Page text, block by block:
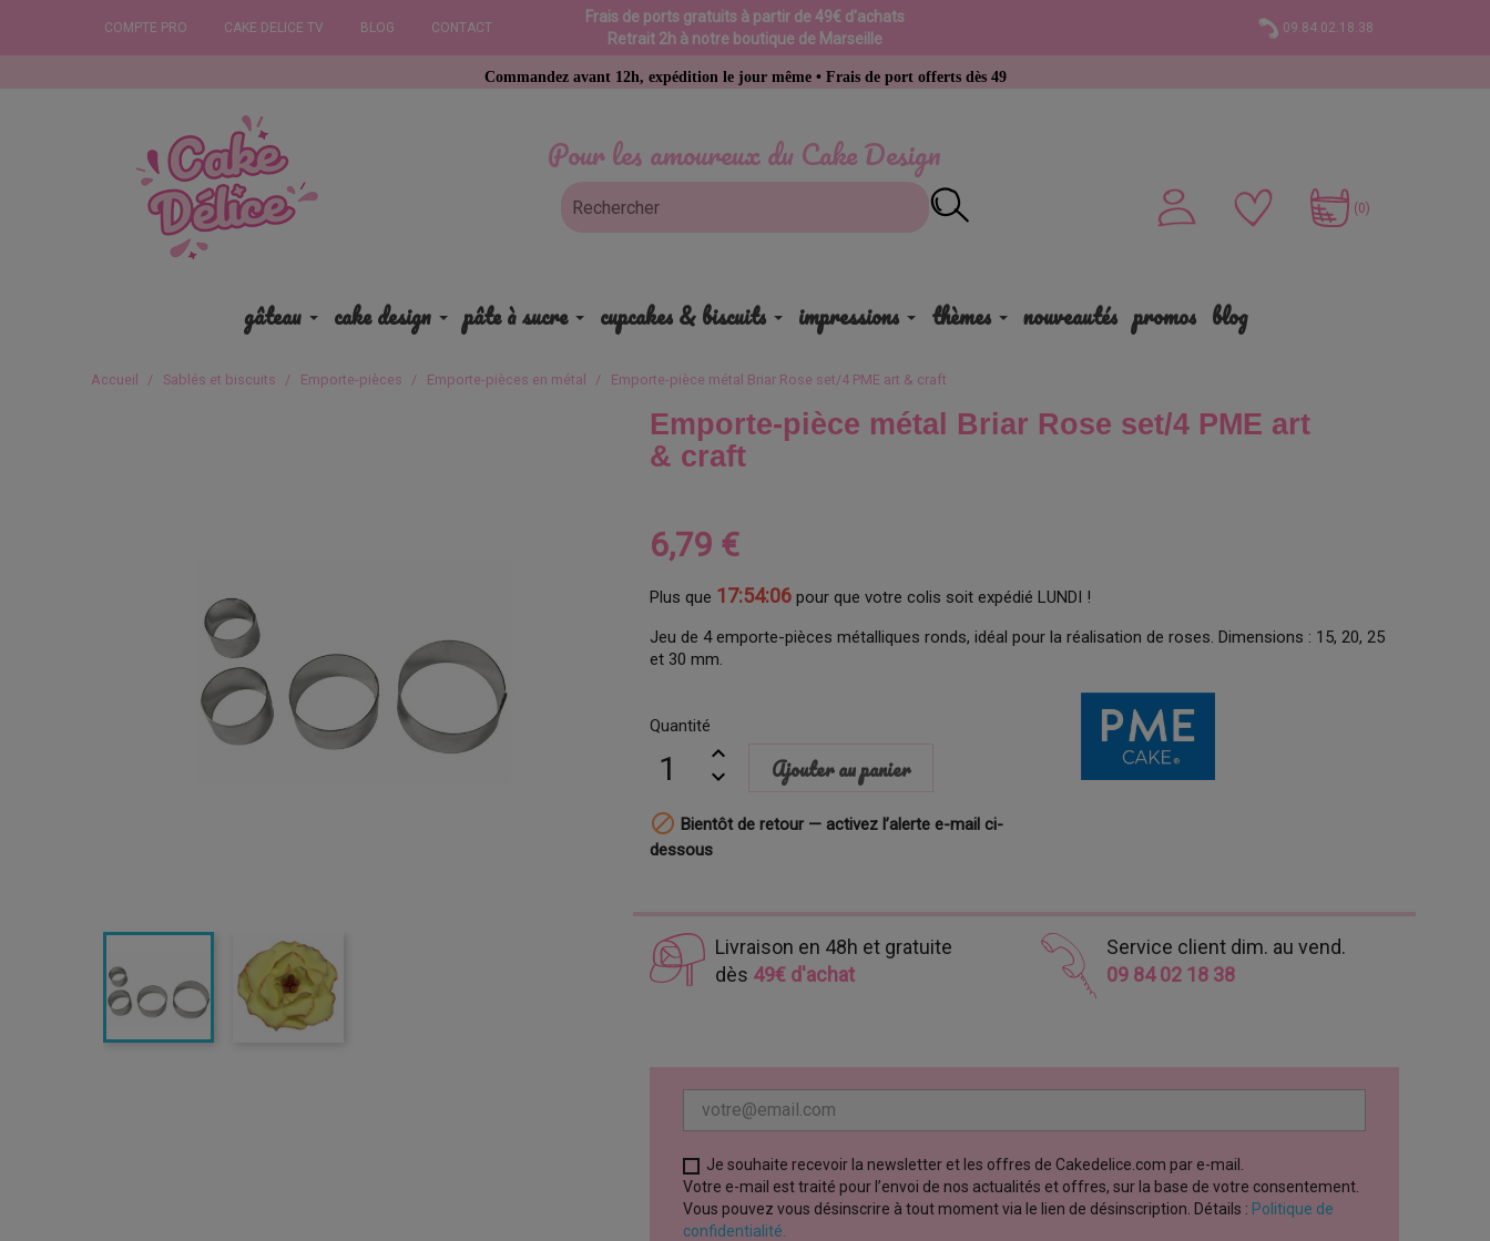
COMPTE PRO CAKE DELICE TV BLOG CONTACT
Frais de ports gratuits à partir de 49€ d'achats
Retrait 2h à notre boutique de Marseille
09.84.02.18.38
Pour les amoureux du Cake Design
Commandez avant 12h, expédition le jour même • Frais de port offerts dès 49 € d’achat
(0)
gâteau cake design pâte à sucre cupcakes & biscuits impressions thèmes nouveautés promos blog
Accueil Sablés et biscuits Emporte-pièces Emporte-pièces en métal Emporte-pièce métal Briar Rose set/4 PME art & craft
Emporte-pièce métal Briar Rose set/4 PME art
& craft
6,79 €
Plus que 17:54:05 pour que votre colis soit expédié LUNDI !
Jeu de 4 emporte-pièces métalliques ronds, idéal pour la réalisation de roses. Dimensions : 15, 20, 25
et 30 mm.
Quantité
Ajouter au panier
 Bientôt de retour — activez l’alerte e-mail ci-
dessous
Livraison en 48h et gratuite
dès 49€ d'achat
Service client dim. au vend.
09 84 02 18 38
Je souhaite recevoir la newsletter et les offres de Cakedelice.com par e-mail.
Votre e-mail est traité pour l’envoi de nos actualités et offres, sur la base de votre consentement.
Vous pouvez vous désinscrire à tout moment via le lien de désinscription. Détails : Politique de
confidentialité.